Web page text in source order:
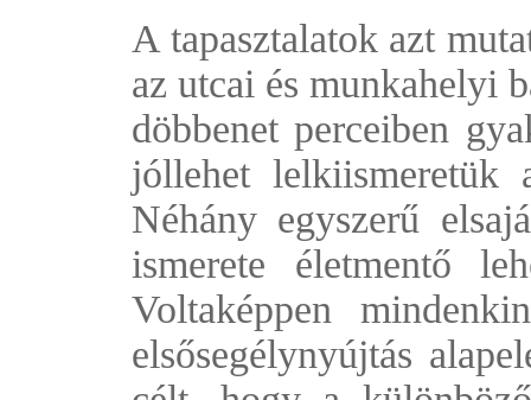
A tapasztalatok azt
az utcai és munkahelyi
döbbenet perceiben
jóllehet lelkiismeretük
Néhány egyszerű
ismerete életmentő
Voltaképpen
elsősegélynyújtás